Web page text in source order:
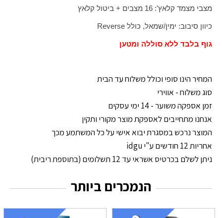
מצבי מצמד קלאץ': 16 מצבים + ביטול קלאץ
כיוון סיבוב: ימין/שמאל, כולל Reverse
גוף בלבד ללא סוללה ומטען
המחיר הינו סופי וכולל משלוח עד הבית
סוג משלוח - אווירי
זמן אספקה משוער - 14 ימי עסקים
אנחנו מתחייבים לאספקת מוצר מקורי ותקין
המוצר נרכש במסגרת יבוא אישי על כל המשתמע מכך
אחריות 12 חודשים ע"י idgu
ניתן לשלם בכרטיס אשראי עד 12 תשלומים (בתוספת ריבית)
הנמכרים ביותר